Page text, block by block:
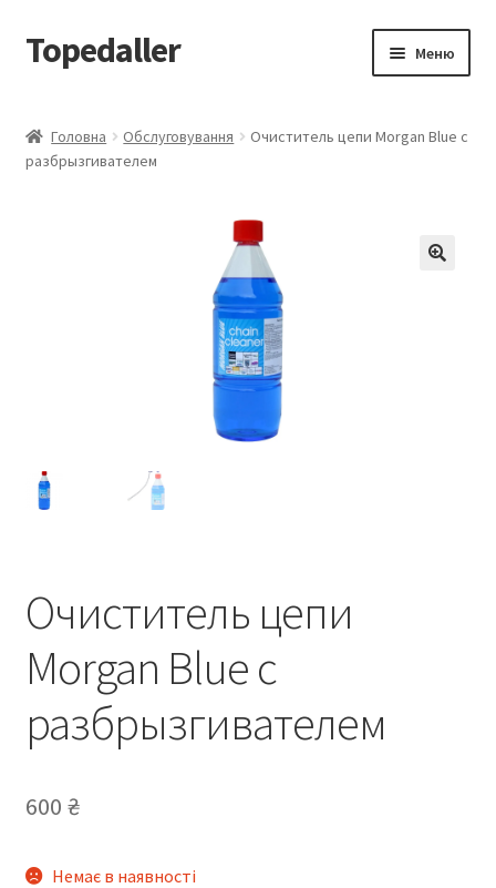
Перейти
до
Перейти
до
Topedaller Меню
Доставка
Головна Обслуговування
Очиститель цепи Morgan Blue с
разбрызгивателем
Очиститель цепи
Morgan Blue с
разбрызгивателем
600 ₴
Немає в наявності